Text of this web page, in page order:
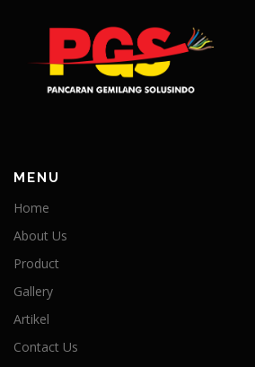
MENU
Home
About Us
Product
Gallery
Artikel
Contact Us